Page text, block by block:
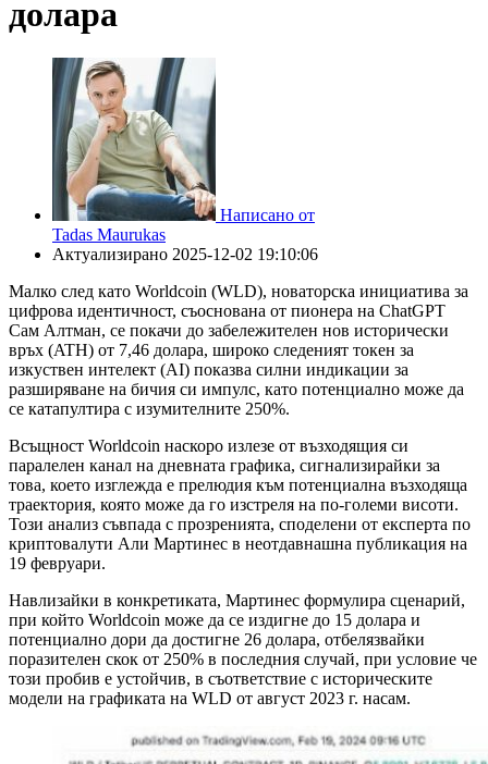
долара
Написано от
Tadas Maurukas
Актуализирано 2025-12-02 19:10:06
Малко след като Worldcoin (WLD), новаторска инициатива за
цифрова идентичност, съоснована от пионера на ChatGPT
Сам Алтман, се покачи до забележителен нов исторически
връх (ATH) от 7,46 долара, широко следеният токен за
изкуствен интелект (AI) показва силни индикации за
разширяване на бичия си импулс, като потенциално може да
се катапултира с изумителните 250%.
Всъщност Worldcoin наскоро излезе от възходящия си
паралелен канал на дневната графика, сигнализирайки за
това, което изглежда е прелюдия към потенциална възходяща
траектория, която може да го изстреля на по-големи висоти.
Този анализ съвпада с прозренията, споделени от експерта по
криптовалути Али Мартинес в неотдавнашна публикация на
19 февруари.
Навлизайки в конкретиката, Мартинес формулира сценарий,
при който Worldcoin може да се издигне до 15 долара и
потенциално дори да достигне 26 долара, отбелязвайки
поразителен скок от 250% в последния случай, при условие че
този пробив е устойчив, в съответствие с историческите
модели на графиката на WLD от август 2023 г. насам.